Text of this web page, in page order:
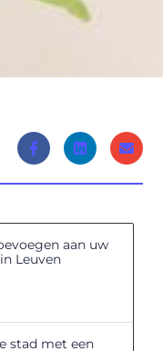
aan uw
Leuven
stad met een